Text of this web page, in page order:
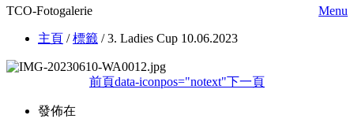
TCO-Fotogalerie Menu
主頁 /標籤 /3. Ladies Cup 10.06.2023
前頁data-iconpos="notext"下一頁
發佈在